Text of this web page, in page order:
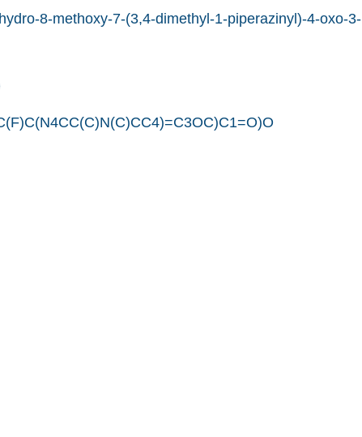
8-methoxy-7-(3,4-dimethyl-1-piperazinyl)-4-oxo-3-